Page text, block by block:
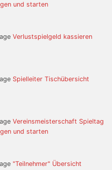
und starten
Verlustspielgeld kassieren
Spielleiter Tischübersicht
Vereinsmeisterschaft Spieltag
und starten
"Teilnehmer" Übersicht